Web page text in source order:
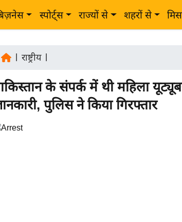
स्पोर्ट्स राज्यों से शहरों से
राष्ट्रीय|
के संपर्क में थी महिला
पुलिस ने किया गिरफ्तार